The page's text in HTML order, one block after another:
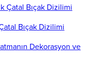
Bıçak Dizilimi